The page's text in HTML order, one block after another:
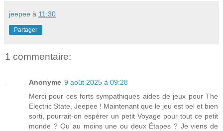
jeepee à 11:30
Partager
1 commentaire:
Anonyme 9 août 2025 à 09:28
Merci pour ces forts sympathiques aides de jeux pour The
Electric State, Jeepee ! Maintenant que le jeu est bel et bien
sorti, pourrait-on espérer un petit Voyage pour tout ce petit
monde ? Ou au moins une ou deux Étapes ? Je viens de